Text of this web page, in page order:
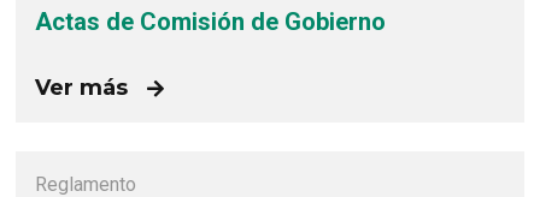
Actas de Comisión de Gobierno
Ver más
Reglamento